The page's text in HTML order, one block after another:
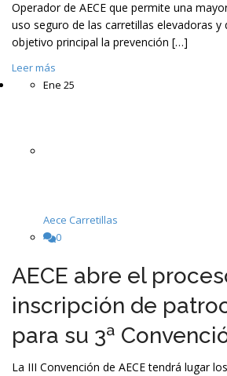
Operador de AECE que permite una
uso seguro de las carretillas elevadoras y
objetivo principal la prevención […]
Leer más
Ene 25
Aece Carretillas
0
AECE abre el
inscripción de
para su 3ª
La III Convención de AECE tendrá lugar